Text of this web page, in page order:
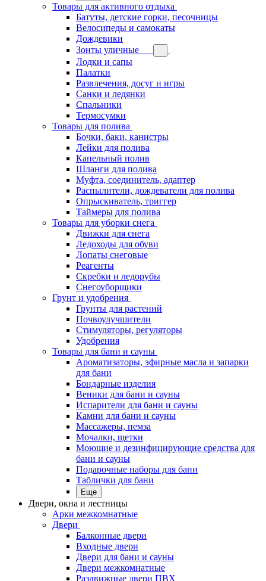
Товары для активного отдыха
Батуты, детские горки, песочницы
Велосипеды и самокаты
Дождевики
Зонты уличные
Лодки и сапы
Палатки
Развлечения, досуг и игры
Санки и ледянки
Спальники
Термосумки
Товары для полива
Бочки, баки, канистры
Лейки для полива
Капельный полив
Шланги для полива
Муфта, соединитель, адаптер
Распылители, дождеватели для полива
Опрыскиватель, триггер
Таймеры для полива
Товары для уборки снега
Движки для снега
Ледоходы для обуви
Лопаты снеговые
Реагенты
Скребки и ледорубы
Снегоуборщики
Грунт и удобрения
Грунты для растений
Почвоулучшители
Стимуляторы, регуляторы
Удобрения
Товары для бани и сауны
Ароматизаторы, эфирные масла и запарки
для бани
Бондарные изделия
Веники для бани и сауны
Испарители для бани и сауны
Камни для бани и сауны
Массажеры, пемза
Мочалки, щетки
Моющие и дезинфицирующие средства для
бани и сауны
Подарочные наборы для бани
Таблички для бани
Еще
Двери, окна и лестницы
Арки межкомнатные
Двери
Балконные двери
Входные двери
Двери для бани и сауны
Двери межкомнатные
Раздвижные двери ПВХ